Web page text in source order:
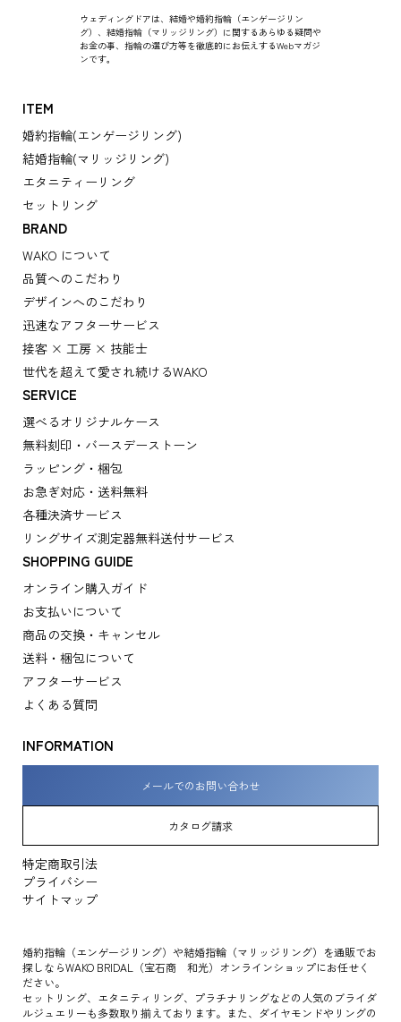
ウェディングドアは、結婚や婚約指輪（エンゲージリン
グ）、結婚指輪（マリッジリング）に関するあらゆる疑問や
お金の事、指輪の選び方等を徹底的にお伝えするWebマガジ
ンです。
ITEM
婚約指輪(エンゲージリング)
結婚指輪(マリッジリング)
エタニティーリング
セットリング
BRAND
WAKO について
品質へのこだわり
デザインへのこだわり
迅速なアフターサービス
接客 × 工房 × 技能士
世代を超えて愛され続けるWAKO
SERVICE
選べるオリジナルケース
無料刻印・バースデーストーン
ラッピング・梱包
お急ぎ対応・送料無料
各種決済サービス
リングサイズ測定器無料送付サービス
SHOPPING GUIDE
オンライン購入ガイド
お支払いについて
商品の交換・キャンセル
送料・梱包について
アフターサービス
よくある質問
INFORMATION
メールでのお問い合わせ
カタログ請求
特定商取引法
プライバシー
サイトマップ
婚約指輪（エンゲージリング）や結婚指輪（マリッジリング）を通販でお
探しならWAKO BRIDAL（宝石商 和光）オンラインショップにお任せく
ださい。
セットリング、エタニティリング、プラチナリングなどの人気のブライダ
ルジュエリーも多数取り揃えております。また、ダイヤモンドやリングの